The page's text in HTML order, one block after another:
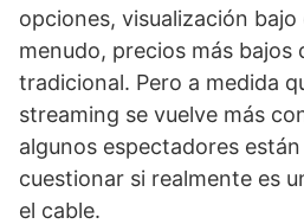
opciones, visualización bajo
menudo, precios más bajos
tradicional. Pero a medida
streaming se vuelve más
algunos espectadores
cuestionar si realmente es
el cable.